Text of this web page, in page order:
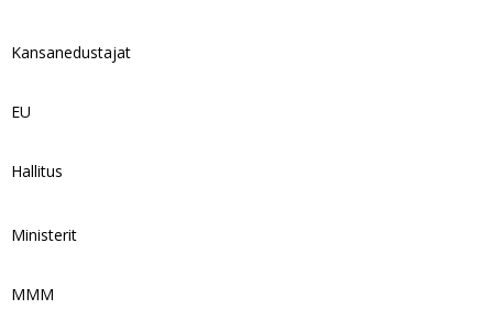
Kansanedustajat
EU
Hallitus
Ministerit
MMM